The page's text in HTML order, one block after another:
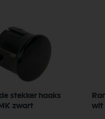
stekker haaks
zwart
wit